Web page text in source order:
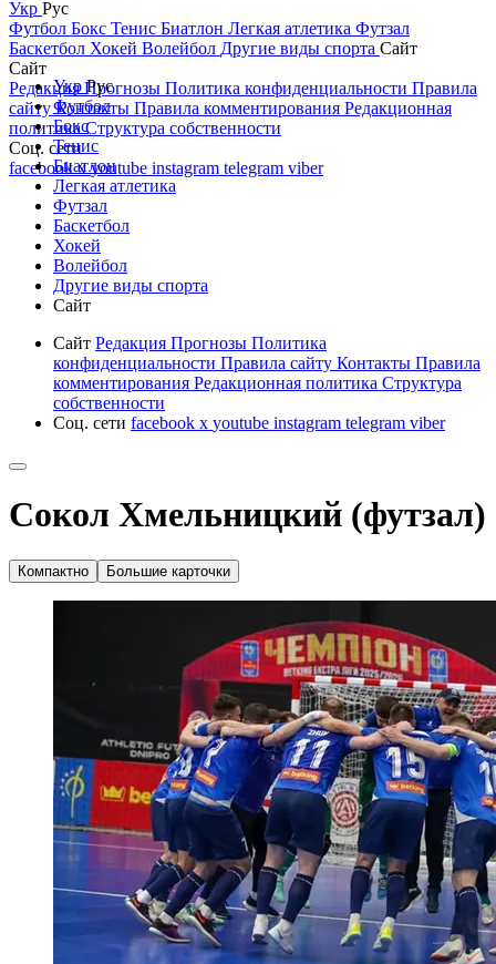
Укр Рус
Футбол Бокс Тенис Биатлон Легкая атлетика Футзал
Баскетбол Хокей Волейбол Другие виды спорта Сайт
Сайт
РедакцияПрогнозы Политика конфиденциальности Правила
сайтуКонтакты Правила комментирования Редакционная
политикаСтруктура собственности
Соц. сети
facebookxyoutube instagram telegram viber
УкрРус
Футбол
Бокс
Тенис
Биатлон
Легкая атлетика
Футзал
Баскетбол
Хокей
Волейбол
Другие виды спорта
Сайт
Сайт Редакция Прогнозы Политика
конфиденциальности Правила сайту Контакты Правила
комментирования Редакционная политика Структура
собственности
Соц. сети facebook x youtube instagram telegram viber
Сокол Хмельницкий (футзал)
Компактно Большие карточки